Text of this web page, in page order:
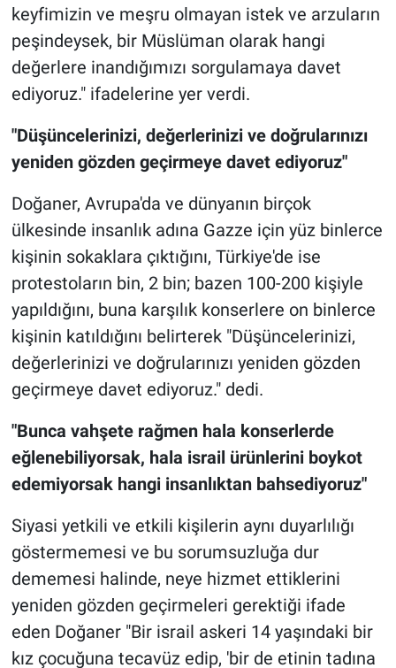
keyfimizin ve meşru olmayan istek ve arzuların
peşindeysek, bir Müslüman olarak hangi
değerlere inandığımızı sorgulamaya davet
ediyoruz." ifadelerine yer verdi.
"Düşüncelerinizi, değerlerinizi ve doğrularınızı
yeniden gözden geçirmeye davet ediyoruz"
Doğaner, Avrupa'da ve dünyanın birçok
ülkesinde insanlık adına Gazze için yüz binlerce
kişinin sokaklara çıktığını, Türkiye'de ise
protestoların bin, 2 bin; bazen 100-200 kişiyle
yapıldığını, buna karşılık konserlere on binlerce
kişinin katıldığını belirterek "Düşüncelerinizi,
değerlerinizi ve doğrularınızı yeniden gözden
geçirmeye davet ediyoruz." dedi.
"Bunca vahşete rağmen hala konserlerde
eğlenebiliyorsak, hala israil ürünlerini boykot
edemiyorsak hangi insanlıktan bahsediyoruz"
Siyasi yetkili ve etkili kişilerin aynı duyarlılığı
göstermemesi ve bu sorumsuzluğa dur
dememesi halinde, neye hizmet ettiklerini
yeniden gözden geçirmeleri gerektiği ifade
eden Doğaner "Bir israil askeri 14 yaşındaki bir
kız çocuğuna tecavüz edip, 'bir de etinin tadına